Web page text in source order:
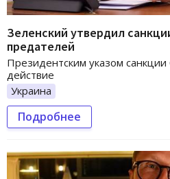
Зеленский утвердил
предателей
Президентским указом
действие
Украина
Подробнее